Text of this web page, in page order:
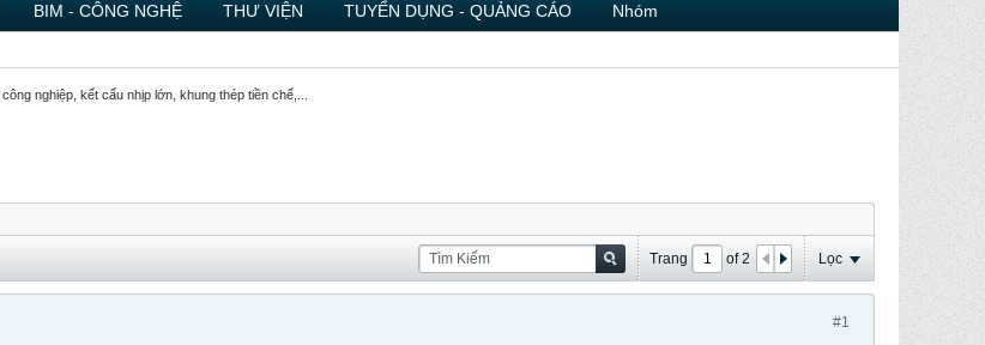
BIM - CÔNG NGHỆ THƯ VIỆN TUYỂN DỤNG - QUẢNG CÁO Nhóm
nghiệp, kết cấu nhịp lớn, khung thép tiền chế,...
Trang of2 Lọc
#1